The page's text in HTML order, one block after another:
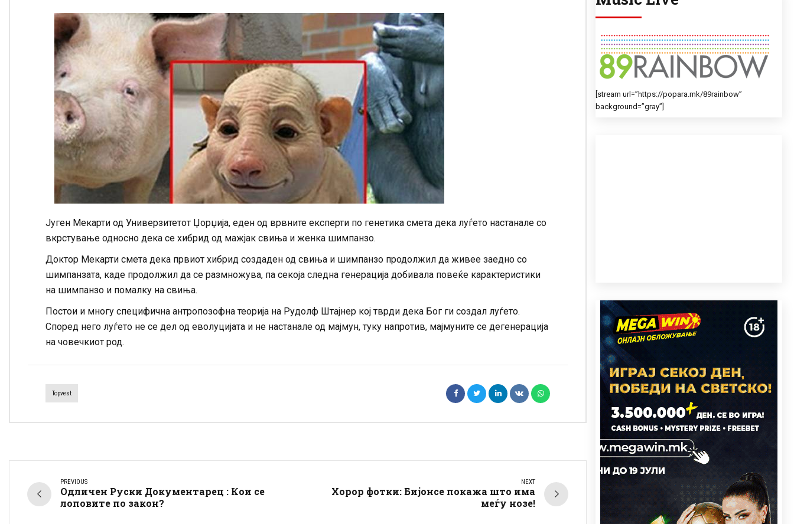
Југен Мекарти од Универзитетот Џорџија, еден од врвните експерти по генетика смета дека луѓето настанале со
вкрстување односно дека се хибрид од мажјак свиња и женка шимпанзо.
Доктор Мекарти смета дека првиот хибрид создаден од свиња и шимпанзо продолжил да живее заедно со
шимпанзата, каде продолжил да се размножува, па секоја следна генерација добивала повеќе карактеристики
на шимпанзо и помалку на свиња.
Постои и многу специфична антропозофна теорија на Рудолф Штајнер кој тврди дека Бог ги создал луѓето.
Според него луѓето не се дел од еволуцијата и не настанале од мајмун, туку напротив, мајмуните се дегенерација
на човечкиот род.
Topvest
PREVIOUS
Одличен Руски Документарец : Кои се
лоповите по закон?
NEXT
Хорор фотки: Бијонсе покажа што има
меѓу нозе!
[stream url=”https://popara.mk/89rainbow”
background=”gray”]